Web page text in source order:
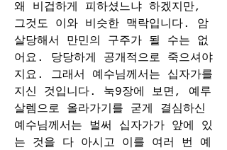
왜 비겁하게 피하셨느냐 하겠지만,
그것도 이와 비슷한 맥락입니다. 암
살당해서 만민의 구주가 될 수는 없
어요. 당당하게 공개적으로 죽으셔야
지요. 그래서 예수님께서는 십자가를
지신 것입니다. 눅9장에 보면, 예루
살렘으로 올라가기를 굳게 결심하신
예수님께서는 벌써 십자가가 앞에 있
는 것을 다 아시고 이를 여러 번 예